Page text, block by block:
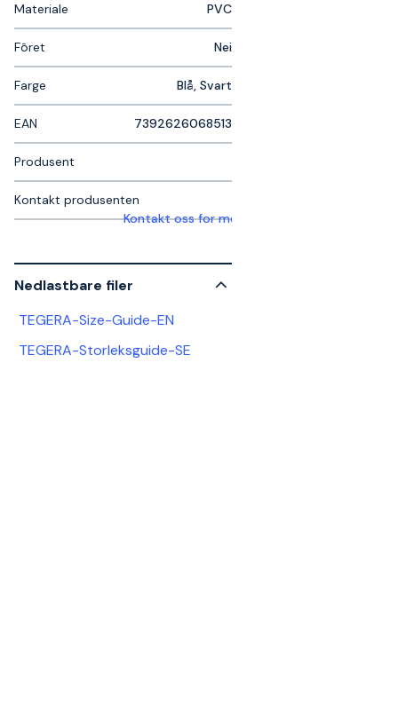
Materiale PVC
Fôret Nei
Farge Blå, Svart
EAN 7392626068513
Produsent
Kontakt produsenten
Kontakt oss for mer informasjon
Nedlastbare filer
TEGERA-Size-Guide-EN
TEGERA-Storleksguide-SE